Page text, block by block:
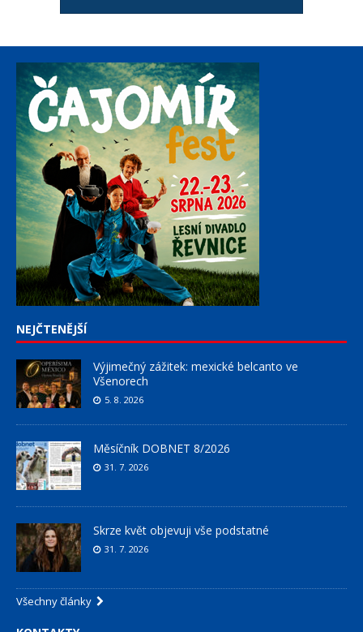
NEJČTENĚJŠÍ
Výjimečný zážitek: mexické belcanto ve
Všenorech
5. 8. 2026
Měsíčník DOBNET 8/2026
31. 7. 2026
Skrze květ objevuji vše podstatné
31. 7. 2026
Všechny články